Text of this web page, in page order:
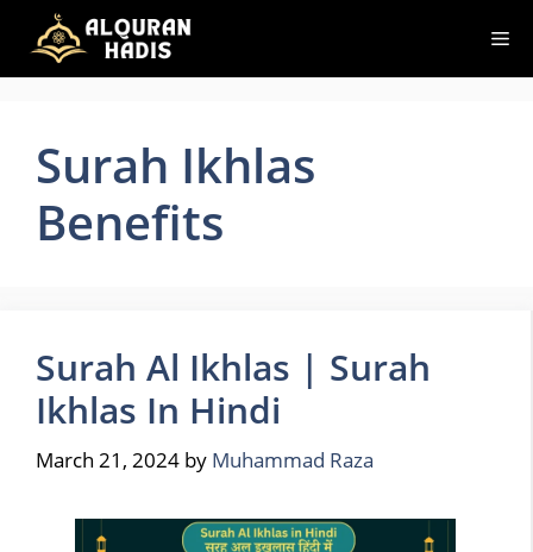
content
Surah Ikhlas
Benefits
Surah Al Ikhlas | Surah
Ikhlas In Hindi
March 21, 2024 by Muhammad Raza